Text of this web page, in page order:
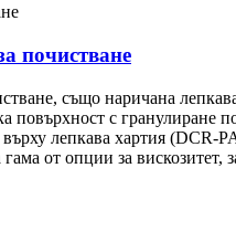
почистване
също наричана
повърхност с гранулиране
лепкава хартия (DCR-
от опции за вискозитет,